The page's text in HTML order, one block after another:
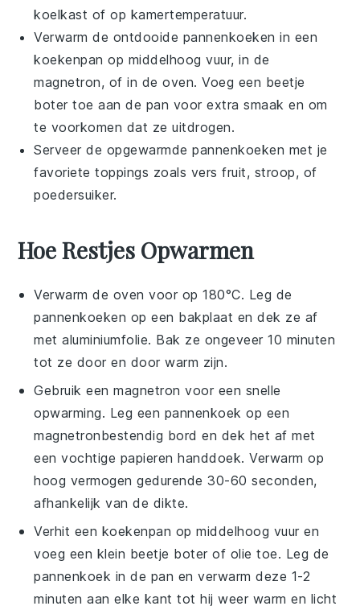
koelkast of op kamertemperatuur.
Verwarm de ontdooide pannenkoeken in een
koekenpan op middelhoog vuur, in de
magnetron, of in de oven. Voeg een beetje
boter toe aan de pan voor extra smaak en om
te voorkomen dat ze uitdrogen.
Serveer de opgewarmdepannenkoeken met je
favoriete toppings zoals vers fruit, stroop, of
poedersuiker.
Hoe Restjes Opwarmen
Verwarm de oven voor op 180°C. Leg de
pannenkoeken op een bakplaat en dek ze af
met aluminiumfolie. Bak ze ongeveer 10 minuten
tot ze door en door warm zijn.
Gebruik een magnetron voor een snelle
opwarming. Leg een pannenkoek op een
magnetronbestendig bord en dek het af met
een vochtige papieren handdoek. Verwarm op
hoog vermogen gedurende 30-60 seconden,
afhankelijk van de dikte.
Verhit een koekenpan op middelhoog vuur en
voeg een klein beetje boter of olie toe. Leg de
pannenkoek in de pan en verwarm deze 1-2
minuten aan elke kant tot hij weer warm en licht